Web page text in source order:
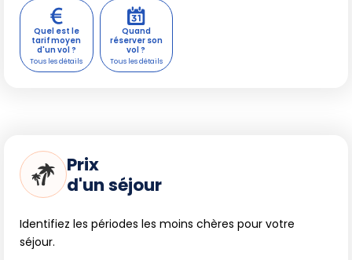
Quel est le
tarif moyen
d'un vol ?
Quand
réserver son
vol ?
Prix
d'un séjour
Identifiez les périodes les moins chères pour votre
séjour.